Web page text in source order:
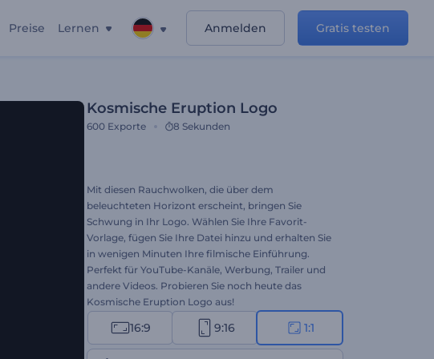
Preise Lernen Anmelden Gratis testen
Kosmische Eruption Logo
600 Exporte 8 Sekunden
Mit diesen Rauchwolken, die über dem
beleuchteten Horizont erscheint, bringen Sie
Schwung in Ihr Logo. Wählen Sie Ihre Favorit-
Vorlage, fügen Sie Ihre Datei hinzu und erhalten Sie
in wenigen Minuten Ihre filmische Einführung.
Perfekt für YouTube-Kanäle, Werbung, Trailer und
andere Videos. Probieren Sie noch heute das
Kosmische Eruption Logo aus!
16:9 9:16 1:1